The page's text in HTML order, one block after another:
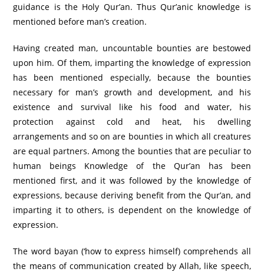
guidance is the Holy Qur’an. Thus Qur’anic knowledge is
mentioned before man’s creation.
Having created man, uncountable bounties are bestowed
upon him. Of them, imparting the knowledge of expression
has been mentioned especially, because the bounties
necessary for man’s growth and development, and his
existence and survival like his food and water, his
protection against cold and heat, his dwelling
arrangements and so on are bounties in which all creatures
are equal partners. Among the bounties that are peculiar to
human beings Knowledge of the Qur’an has been
mentioned first, and it was followed by the knowledge of
expressions, because deriving benefit from the Qur’an, and
imparting it to others, is dependent on the knowledge of
expression.
The word bayan (‘how to express himself) comprehends all
the means of communication created by Allah, like speech,